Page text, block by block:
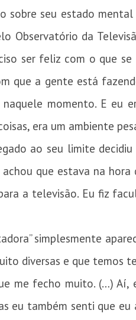
seu estado
Observatório da
ser feliz com o que
que a gente está
momento. E eu
era um ambiente
ao seu limite
que estava na
a televisão. Eu fiz
simplesmente
diversas e que temos
me fecho muito. (…)
eu também senti que